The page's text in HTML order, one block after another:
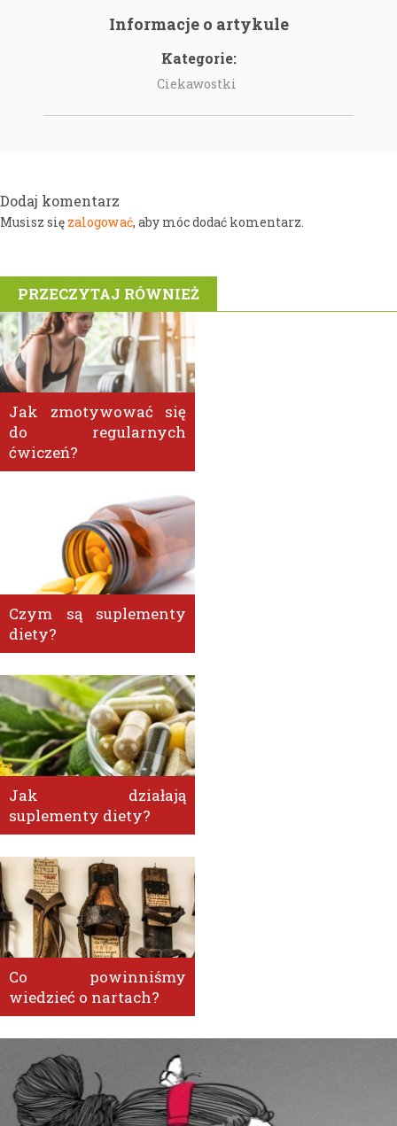
Informacje o artykule
Kategorie:
Ciekawostki
Dodaj komentarz
Musisz się zalogować, aby móc dodać komentarz.
PRZECZYTAJ RÓWNIEŻ
Jak zmotywować się
do regularnych
ćwiczeń?
Czym są suplementy
diety?
Jak działają
suplementy diety?
Co powinniśmy
wiedzieć o nartach?